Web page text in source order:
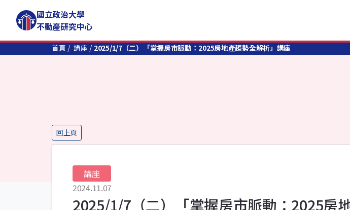
國立政治大學
不動產研究中心
首頁 講座 2025/1/7（二）「掌握房市脈動：2025房地產趨勢全解析」講座
回上頁
講座
2024.11.07
2025/1/7（二）「掌握房市脈動：2025房